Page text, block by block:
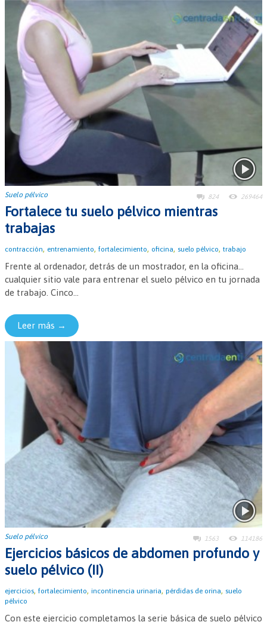
Suelo pélvico 824 269464
Fortalece tu suelo pélvico mientras
trabajas
contracción, entrenamiento, fortalecimiento, oficina, suelo pélvico, trabajo
Frente al ordenador, detrás de un mostrador, en la oficina...
cualquier sitio vale para entrenar el suelo pélvico en tu jornada
de trabajo. Cinco...
Leer más →
Suelo pélvico 1563 114186
Ejercicios básicos de abdomen profundo y
suelo pélvico (II)
ejercicios, fortalecimiento, incontinencia urinaria, pérdidas de orina, suelo
pélvico
Con este ejercicio completamos la serie básica de suelo pélvico